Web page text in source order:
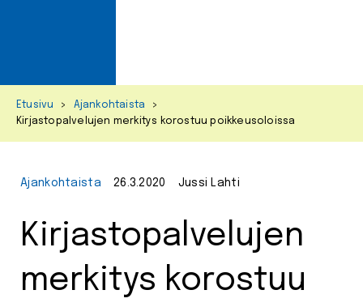
Etusivu > Ajankohtaista
>
Kirjastopalvelujen merkitys korostuu poikkeusoloissa
Ajankohtaista 26.3.2020 Jussi Lahti
Kirjastopalvelujen
merkitys korostuu